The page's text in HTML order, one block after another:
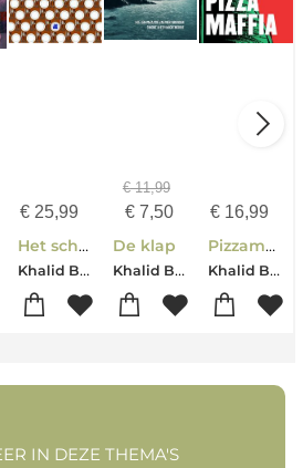
€ 25,99
Het schnitzelparadijs
Khalid Boudou
€11,99
€7,50
De klap
Khalid Boudou
€ 16,99
Pizzamaffia
Khalid Boudou
IN DEZE THEMA'S